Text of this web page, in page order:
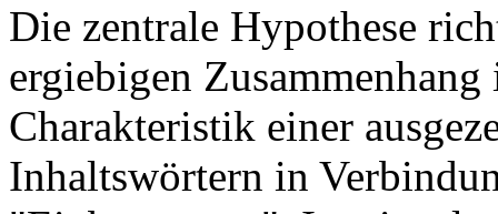
Die zentrale Hypothese
ergiebigen
Charakteristik einer
Inhaltswörtern in